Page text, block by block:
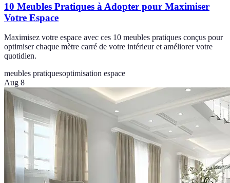
10 Meubles Pratiques à Adopter pour Maximiser
Votre Espace
Maximisez votre espace avec ces 10 meubles pratiques conçus pour
optimiser chaque mètre carré de votre intérieur et améliorer votre
quotidien.
meubles pratiquesoptimisation espace
Aug 8